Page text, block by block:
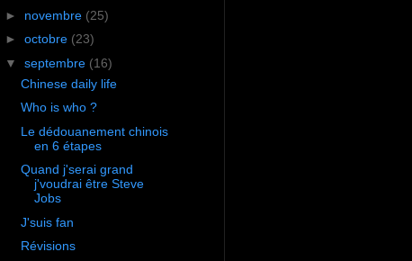
► novembre (25)
► octobre (23)
▼ septembre (16)
Chinese daily life
Who is who ?
Le dédouanement chinois
en 6 étapes
Quand j'serai grand
j'voudrai être Steve
Jobs
J'suis fan
Révisions